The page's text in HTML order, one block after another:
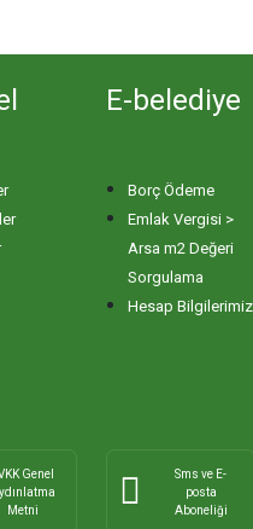
E-belediye
Borç Ödeme
Emlak Vergisi >
Arsa m2 Değeri
Sorgulama
Hesap Bilgilerimiz
Genel
Metni
Sms ve E-
posta
Aboneliği